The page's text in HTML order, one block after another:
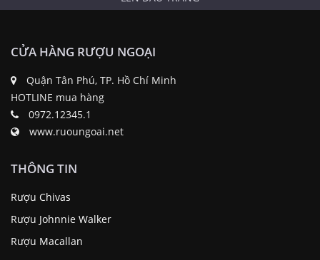
CỬA HÀNG RƯỢU NGOẠI
Quận Tân Phú, TP. Hồ Chí Minh
HOTLINE mua hàng
0972.12345.1
www.ruoungoai.net
THÔNG TIN
Rượu Chivas
Rượu Johnnie Walker
Rượu Macallan